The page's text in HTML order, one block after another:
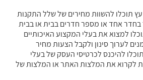
תוכלו להשוות מחירים של שלל התקנות
בחדר אחד או מספר חדרים בבית או בבית
למצוא את בעלי המקצוע האיכותיים
לערוך סינון ולקבל הצעות מחיר
להיכנס לכרטיסי העסק של בעלי
לקרוא את המלצות האתר או המלצות של